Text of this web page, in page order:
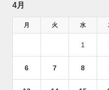
4月
月 火 水
1
6 7 8